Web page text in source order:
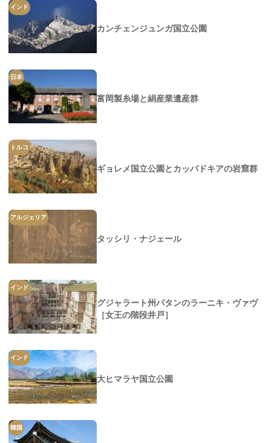
インド
カンチェンジュンガ国立公園
日本
富岡製糸場と絹産業遺産群
トルコ
ギョレメ国立公園とカッパドキアの岩窟群
アルジェリア
タッシリ・ナジェール
インド
グジャラート州パタンのラーニキ・ヴァヴ
［女王の階段井戸］
インド
大ヒマラヤ国立公園
韓国